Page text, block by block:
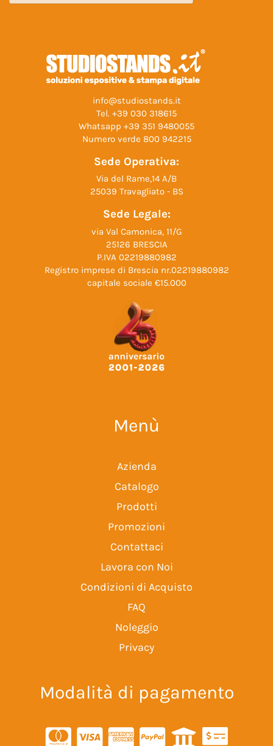
info@studiostands.it
Tel. +39 030 318615
Whatsapp +39 351 9480055
Numero verde 800 942215
Sede Operativa:
Via del Rame,14 A/B
25039 Travagliato - BS
Sede Legale:
via Val Camonica, 11/G
25126 BRESCIA
P.IVA 02219880982
Registro imprese di Brescia nr.02219880982
capitale sociale €15.000
Menù
Azienda
Catalogo
Prodotti
Promozioni
Contattaci
Lavora con Noi
Condizioni di Acquisto
FAQ
Noleggio
Privacy
Modalità di pagamento